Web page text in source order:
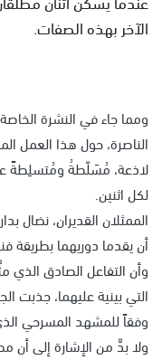
الآخر بهذه الصفات.
ومما جاء في النشرة
الناصرة، حول هذا العمل
لاذعة، مُسَلّطةُ ومُتسلِطةً
لكل اثنين.
الممثلان القديران،
أن يقدما دوريهما بطريقة
وأن التفاعل الصادق
التي بينية عليهما، جذبت
وفقاً للمشهد المسرحي
ولا بدَّ من الإشارة إلى أن